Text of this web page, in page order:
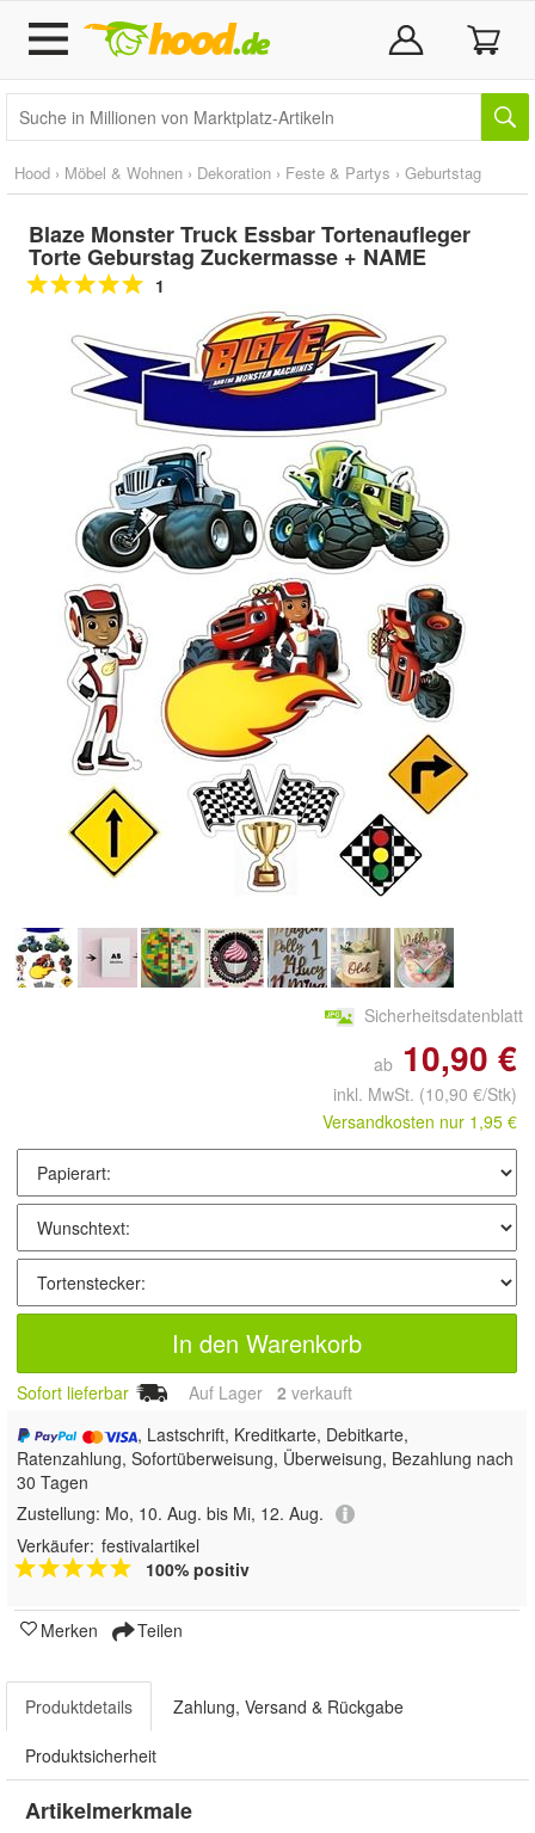
Hood › Möbel & Wohnen › Dekoration › Feste & Partys › Geburtstag
Blaze Monster Truck Essbar Tortenaufleger
Torte Geburstag Zuckermasse + NAME
1
Sicherheitsdatenblatt
ab 10,90 €
inkl. MwSt. (10,90 €/Stk)
Versandkosten nur 1,95 €
In den Warenkorb
Sofort lieferbar Auf Lager 2 verkauft
, Lastschrift, Kreditkarte, Debitkarte,
Ratenzahlung, Sofortüberweisung, Überweisung, Bezahlung nach
30 Tagen
Zustellung: Mo, 10. Aug. bis Mi, 12. Aug.
Verkäufer: festivalartikel
100% positiv
Merken Teilen
Produktdetails Zahlung, Versand & Rückgabe
Produktsicherheit
Artikelmerkmale